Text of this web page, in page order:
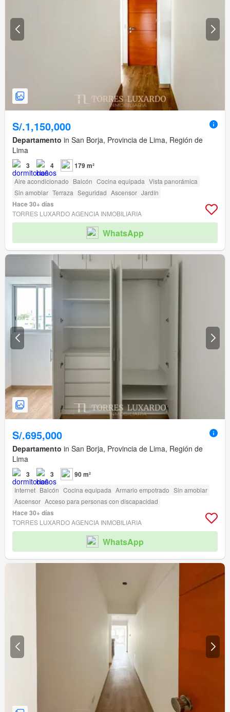
S/.1,150,000
Departamento in San Borja, Provincia de Lima, Región de
Lima
3 4 179 m²
Aire acondicionado Balcón Cocina equipada Vista panorámica
Sin amoblar Terraza Seguridad Ascensor Jardín
Hace 30+ días
TORRES LUXARDO AGENCIA INMOBILIARIA
WhatsApp
S/.695,000
Departamento in San Borja, Provincia de Lima, Región de
Lima
3 3 90 m²
Internet Balcón Cocina equipada Armario empotrado Sin amoblar
Ascensor Acceso para personas con discapacidad
Hace 30+ días
TORRES LUXARDO AGENCIA INMOBILIARIA
WhatsApp